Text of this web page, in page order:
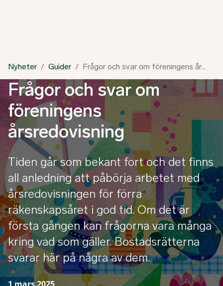
Nyheter Guider Frågor och svar om föreningens årsredovisning
Frågor och svar om
föreningens
årsredovisning
Tiden går som bekant fort och det finns
all anledning att påbörja arbetet med
årsredovisningen för förra
räkenskapsåret i god tid. Om det är
första gången kan frågorna vara många
kring vad som gäller. Bostadsrätterna
svarar här på några av dem.